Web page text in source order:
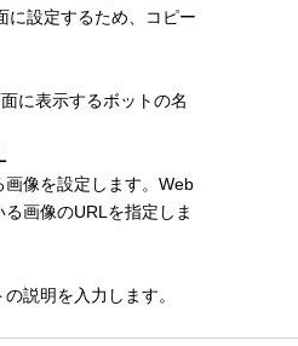
設定するため、コピー
表示するボットの名
像を設定します。Web
画像のURLを指定しま
明を入力します。